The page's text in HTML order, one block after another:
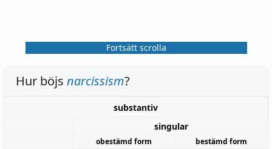
Fortsätt scrolla
Hur böjs narcissism?
substantiv
singular
obestämd form
bestämd form